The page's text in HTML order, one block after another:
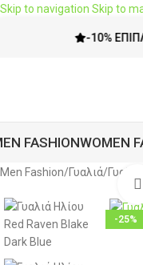
Skip to navigation Skip to
-10%
FASHIONWOMEN
Men Fashion/Γυαλιά/
-25%